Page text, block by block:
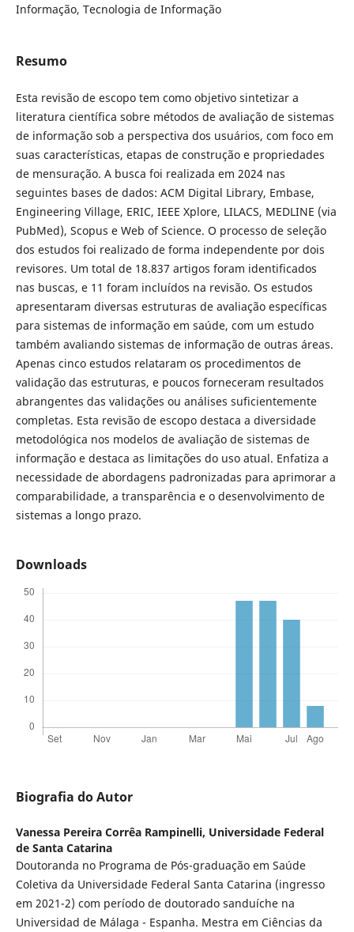
Informação, Tecnologia de Informação
Resumo
Esta revisão de escopo tem como objetivo sintetizar a
literatura científica sobre métodos de avaliação de sistemas
de informação sob a perspectiva dos usuários, com foco em
suas características, etapas de construção e propriedades
de mensuração. A busca foi realizada em 2024 nas
seguintes bases de dados: ACM Digital Library, Embase,
Engineering Village, ERIC, IEEE Xplore, LILACS, MEDLINE (via
PubMed), Scopus e Web of Science. O processo de seleção
dos estudos foi realizado de forma independente por dois
revisores. Um total de 18.837 artigos foram identificados
nas buscas, e 11 foram incluídos na revisão. Os estudos
apresentaram diversas estruturas de avaliação específicas
para sistemas de informação em saúde, com um estudo
também avaliando sistemas de informação de outras áreas.
Apenas cinco estudos relataram os procedimentos de
validação das estruturas, e poucos forneceram resultados
abrangentes das validações ou análises suficientemente
completas. Esta revisão de escopo destaca a diversidade
metodológica nos modelos de avaliação de sistemas de
informação e destaca as limitações do uso atual. Enfatiza a
necessidade de abordagens padronizadas para aprimorar a
comparabilidade, a transparência e o desenvolvimento de
sistemas a longo prazo.
Downloads
Biografia do Autor
Vanessa Pereira Corrêa Rampinelli, Universidade Federal
de Santa Catarina
Doutoranda no Programa de Pós-graduação em Saúde
Coletiva da Universidade Federal Santa Catarina (ingresso
em 2021-2) com período de doutorado sanduíche na
Universidad de Málaga - Espanha. Mestra em Ciências da